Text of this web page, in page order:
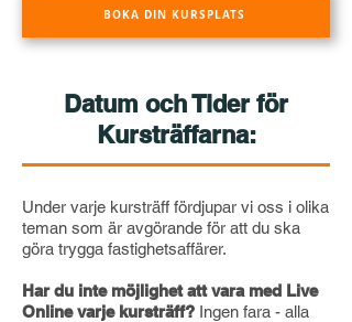
BOKA DIN KURSPLATS
Datum och Tider för
Kursträffarna:
Under varje kursträff fördjupar vi oss i olika
teman som är avgörande för att du ska
göra trygga fastighetsaffärer.
Har du inte möjlighet att vara med Live
Online varje kursträff? Ingen fara - alla